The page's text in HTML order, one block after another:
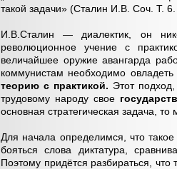
такой задачи» (Сталин И.В. Соч. Т.
И.В.Сталин — диалектик, он
революционное учение с
величайшее оружие авангарда
коммунистам необходимо
теорию с практикой. Этот
трудовому народу свое
основная стратегическая задача,
Для начала определимся, что
бояться слова диктатура,
Поэтому придётся разбираться, что